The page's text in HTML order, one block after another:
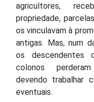
agricultores,
propriedade,
os vinculavam à
antigas. Mas, num
os descendentes
colonos
devendo trabalhar
eventuais.